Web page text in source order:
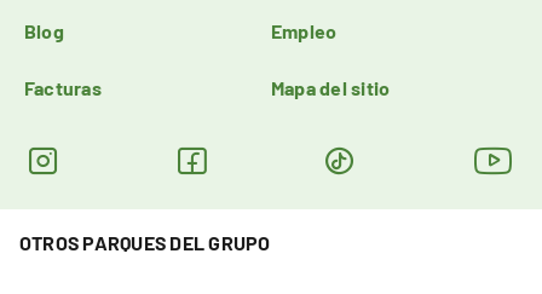
Blog Empleo
Facturas Mapa del sitio
OTROS PARQUES DEL GRUPO